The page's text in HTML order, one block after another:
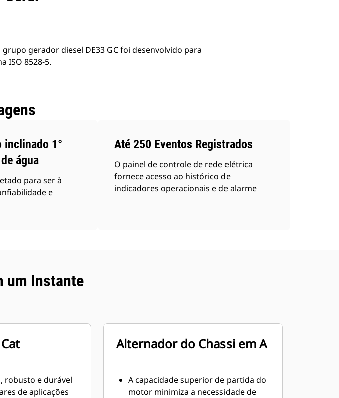
gerador diesel DE33 GC foi desenvolvido para
ISO 8528-5.
1°
água
para ser à
e
Até 250 Eventos Registrados
O painel de controle de rede elétrica
fornece acesso ao histórico de
indicadores operacionais e de alarme
um Instante
robusto e durável
de aplicações
Alternador do Chassi em A
A capacidade superior de partida do
motor minimiza a necessidade de